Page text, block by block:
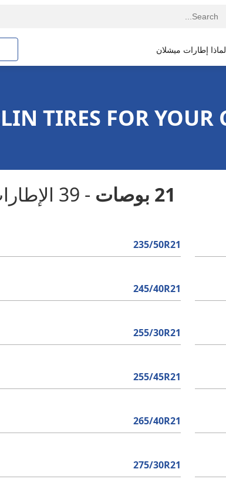
لماذا إطارات ميشلان
21 بوصات - 39 الإطارات
235/50R21
245/40R21
255/30R21
255/45R21
265/40R21
275/30R21